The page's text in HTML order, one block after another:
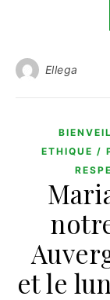
Ellega
ETHIQUE /
et le